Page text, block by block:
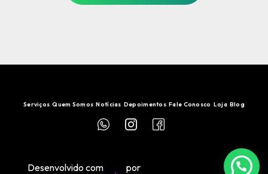
Serviços Quem Somos Notícias Depoimentos Fale Conosco Loja Blog
Desenvolvido com por